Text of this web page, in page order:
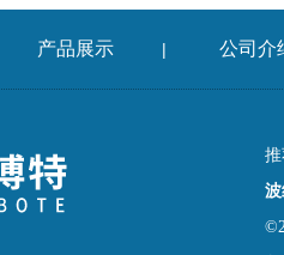
产品展示 | 公司介